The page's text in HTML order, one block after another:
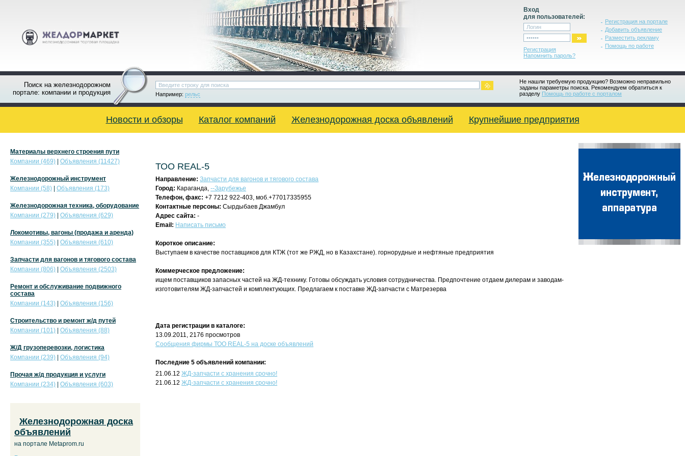
Вход
для пользователей:
Регистрация
Напомнить пароль?
Регистрация на портале
Добавить объявление
Разместить рекламу
Помощь по работе
Поиск на железнодорожном
портале: компании и продукция
Не нашли требуемую продукцию? Возможно неправильно
заданы параметры поиска. Рекомендуем обратиться к
разделу Помощь по работе с порталом
Например: рельс
Новости и обзоры Каталог компаний Железнодорожная доска объявлений Крупнейшие предприятия
ТОО REAL-5
Направление: Запчасти для вагонов и тягового состава
Город: Караганда, --Зарубежье
Телефон, факс: +7 7212 922-403, моб.+77017335955
Контактные персоны: Сырдыбаев Джамбул
Адрес сайта: -
Email: Написать письмо
Короткое описание:
Выступаем в качестве поставщиков для КТЖ (тот же РЖД, но в Казахстане). горнорудные и нефтяные предприятия
Коммерческое предложение:
ищем поставщиков запасных частей на ЖД-технику. Готовы обсуждать условия сотрудничества. Предпочтение отдаем дилерам и заводам-
изготовителям ЖД-запчастей и комплектующих. Предлагаем к поставке ЖД-запчасти с Матрезерва
Дата регистрации в каталоге:
13.09.2011, 2176 просмотров
Сообщения фирмы ТОО REAL-5 на доске объявлений
Последние 5 объявлений компании:
21.06.12 ЖД-запчасти с хранения срочно!
21.06.12 ЖД-запчасти с хранения срочно!
Материалы верхнего строения пути
Компании (469)
Объявления (11427)
Железнодорожный инструмент
Компании (58)
Объявления (173)
Железнодорожная техника, оборудование
Компании (279)
Объявления (629)
Локомотивы, вагоны (продажа и аренда)
Компании (355)
Объявления (610)
Запчасти для вагонов и тягового состава
Компании (806)
Объявления (2503)
Ремонт и обслуживание подвижного
состава
Компании (143)
Объявления (156)
Строительство и ремонт ж/д путей
Компании (101)
Объявления (88)
Ж/Д грузоперевозки, логистика
Компании (239)
Объявления (94)
Прочая ж/д продукция и услуги
Компании (234)
Объявления (603)
Железнодорожная доска
объявлений
на портале Metaprom.ru